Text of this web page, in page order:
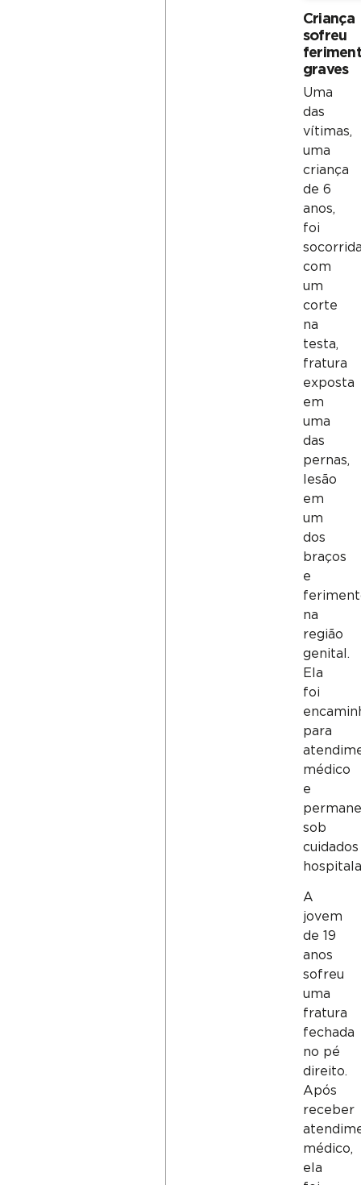
Criança
sofreu
graves
Uma
das
vítimas,
uma
criança
de 6
anos,
foi
com
um
corte
na
testa,
fratura
exposta
em
uma
das
pernas,
lesão
em
um
dos
braços
e
na
região
genital.
Ela
foi
para
médico
e
sob
cuidados
A
jovem
de 19
anos
sofreu
uma
fratura
fechada
no pé
direito.
Após
receber
médico,
ela